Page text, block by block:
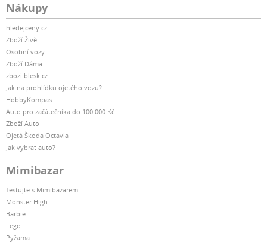
Nákupy
hledejceny.cz
Zboží Živě
Osobní vozy
Zboží Dáma
zbozi.blesk.cz
Jak na prohlídku ojetého vozu?
HobbyKompas
Auto pro začátečníka do 100 000 Kč
Zboží Auto
Ojetá Škoda Octavia
Jak vybrat auto?
Mimibazar
Testujte s Mimibazarem
Monster High
Barbie
Lego
Pyžama